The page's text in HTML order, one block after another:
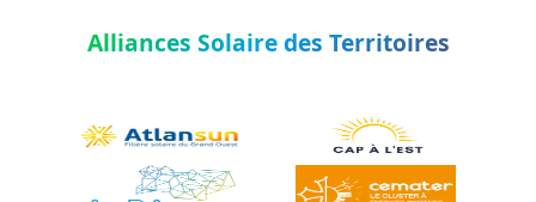
Alliances Solaire des Territoires